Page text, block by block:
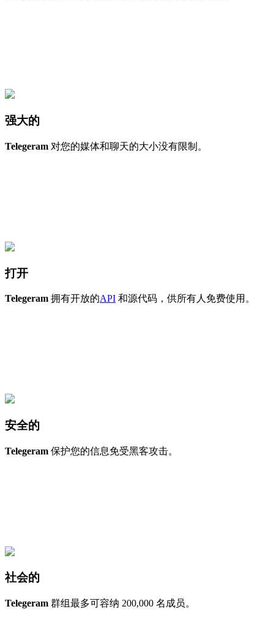
强大的
Telegeram 对您的媒体和聊天的大小没有限制。
打开
Telegeram 拥有开放的API 和源代码，供所有人免费使用。
安全的
Telegeram 保护您的信息免受黑客攻击。
社会的
Telegeram 群组最多可容纳 200,000 名成员。